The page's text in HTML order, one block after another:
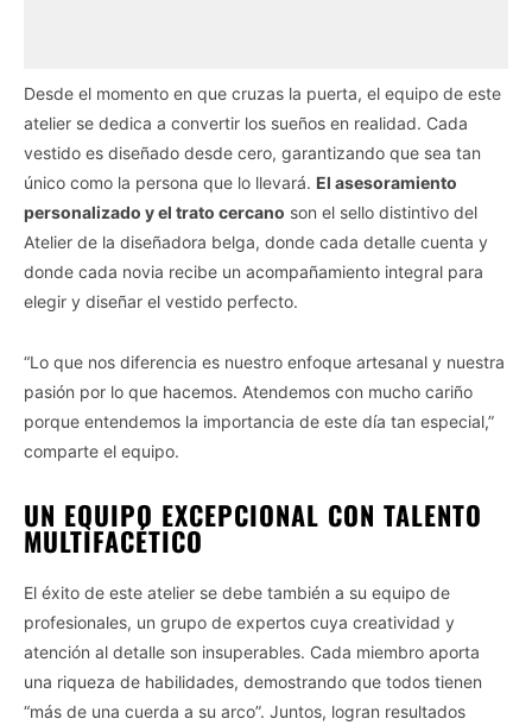
Desde el momento en que cruzas la puerta, el equipo de este
atelier se dedica a convertir los sueños en realidad. Cada
vestido es diseñado desde cero, garantizando que sea tan
único como la persona que lo llevará. El asesoramiento
personalizado y el trato cercano son el sello distintivo del
Atelier de la diseñadora belga, donde cada detalle cuenta y
donde cada novia recibe un acompañamiento integral para
elegir y diseñar el vestido perfecto.
“Lo que nos diferencia es nuestro enfoque artesanal y nuestra
pasión por lo que hacemos. Atendemos con mucho cariño
porque entendemos la importancia de este día tan especial,”
comparte el equipo.
UN EQUIPO EXCEPCIONAL CON TALENTO
MULTIFACÉTICO
El éxito de este atelier se debe también a su equipo de
profesionales, un grupo de expertos cuya creatividad y
atención al detalle son insuperables. Cada miembro aporta
una riqueza de habilidades, demostrando que todos tienen
“más de una cuerda a su arco”. Juntos, logran resultados